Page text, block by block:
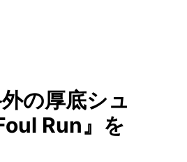
の厚底シュ
Run』を